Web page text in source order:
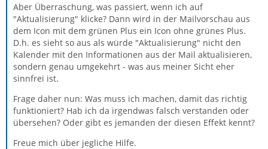
Aber Überraschung, was passiert, wenn ich auf
"Aktualisierung" klicke? Dann wird in der Mailvorschau aus
dem Icon mit dem grünen Plus ein Icon ohne grünes Plus.
D.h. es sieht so aus als würde "Aktualisierung" nicht den
Kalender mit den Informationen aus der Mail aktualisieren,
sondern genau umgekehrt - was aus meiner Sicht eher
sinnfrei ist.
Frage daher nun: Was muss ich machen, damit das richtig
funktioniert? Hab ich da irgendwas falsch verstanden oder
übersehen? Oder gibt es jemanden der diesen Effekt kennt?
Freue mich über jegliche Hilfe.